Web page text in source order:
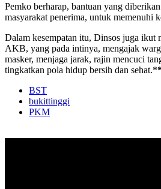
Pemko berharap, bantuan yang
masyarakat penerima, untuk memenuhi
Dalam kesempatan itu, Dinsos juga ikut
AKB, yang pada intinya, mengajak
masker, menjaga jarak, rajin mencuci
tingkatkan pola hidup bersih dan sehat.*
BST
bukittinggi
PKM